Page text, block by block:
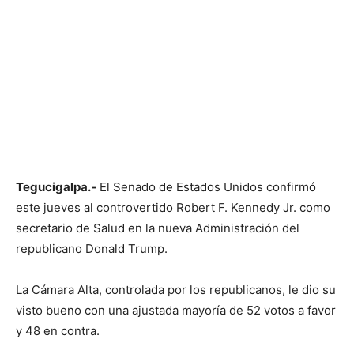
Tegucigalpa.- El Senado de Estados Unidos confirmó
este jueves al controvertido Robert F. Kennedy Jr. como
secretario de Salud en la nueva Administración del
republicano Donald Trump.
La Cámara Alta, controlada por los republicanos, le dio su
visto bueno con una ajustada mayoría de 52 votos a favor
y 48 en contra.